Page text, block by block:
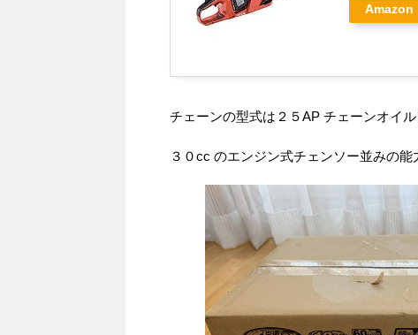
Amazon
チェーンの型式は２５AP チェーンオイル
３０cc のエンジン式チェンソー並みの能